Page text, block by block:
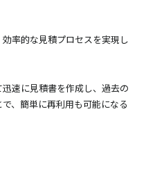
率的な見積プロセスを実現し
速に見積書を作成し、過去の
、簡単に再利用も可能になる